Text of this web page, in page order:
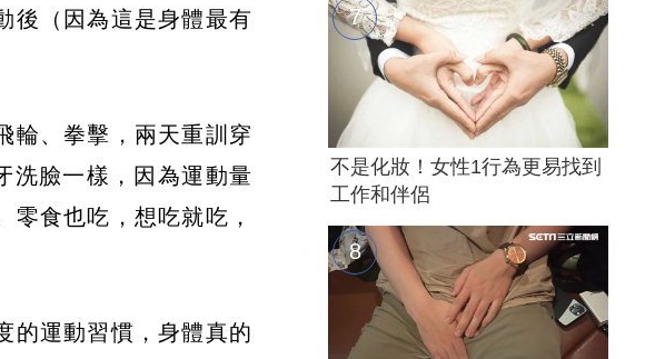
後（因為這是身體最有
輪、拳擊，兩天重訓穿
洗臉一樣，因為運動量
食也吃，想吃就吃，
的運動習慣，身體真的
不是化妝！女性1行為更易找到
工作和伴侶